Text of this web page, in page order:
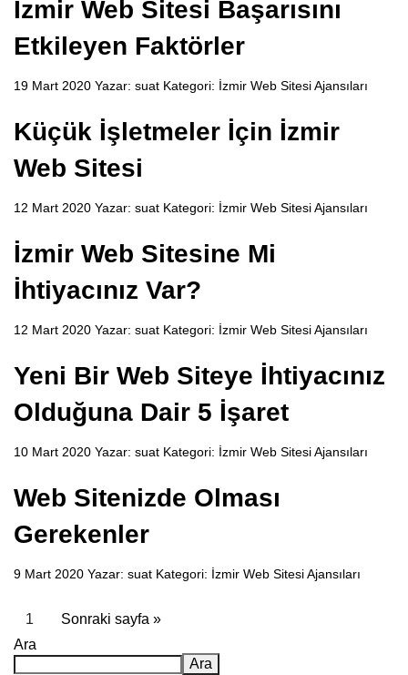
İzmir Web Sitesi Başarısını
Etkileyen Faktörler
19 Mart 2020 Yazar: suat Kategori: İzmir Web Sitesi Ajansıları
Küçük İşletmeler İçin İzmir
Web Sitesi
12 Mart 2020 Yazar: suat Kategori: İzmir Web Sitesi Ajansıları
İzmir Web Sitesine Mi
İhtiyacınız Var?
12 Mart 2020 Yazar: suat Kategori: İzmir Web Sitesi Ajansıları
Yeni Bir Web Siteye İhtiyacınız
Olduğuna Dair 5 İşaret
10 Mart 2020 Yazar: suat Kategori: İzmir Web Sitesi Ajansıları
Web Sitenizde Olması
Gerekenler
9 Mart 2020 Yazar: suat Kategori: İzmir Web Sitesi Ajansıları
1
Sonraki sayfa »
Ara
Ara